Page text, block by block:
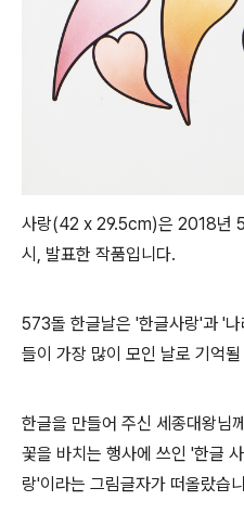
사랑(42 x 29.5cm)은 2018년
시, 발표한 작품입니다.
573돌 한글날은 '한글사랑'과 '
들이 가장 많이 모인 날로 기억
한글을 만들어 주신 세종대왕님
꽃을 바치는 행사에 쓰인 '한글
랑'이라는 그림글자가 떠올랐습